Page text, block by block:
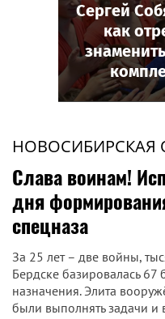
НОВОСИБИРСКАЯ
Слава воинам!
дня
спецназа
За 25 лет – две войны,
Бердске базировалась 67
назначения. Элита
были выполнять задачи и
Сергей
как